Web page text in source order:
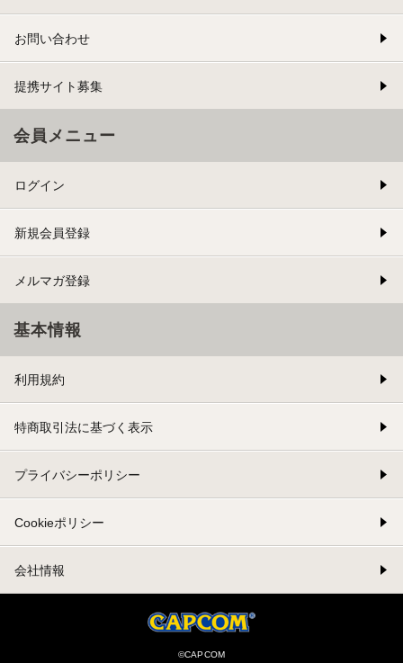
お問い合わせ
提携サイト募集
会員メニュー
ログイン
新規会員登録
メルマガ登録
基本情報
利用規約
特商取引法に基づく表示
プライバシーポリシー
Cookieポリシー
会社情報
©CAPCOM